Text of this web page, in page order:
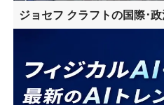
ジョセフ クラフトの国際･